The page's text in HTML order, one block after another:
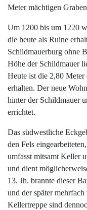
Meter mächtigen
Um 1200 bis um 1220
die heute als Ruine
Schildmauerburg ohne
Höhe der Schildmauer
Heute ist die 2,80
erhalten. Der neue
hinter der Schildmauer
errichtet.
Das südwestliche
den Fels
umfasst mitsamt Keller
und dient
13. Jh. brannte dieser
und der später
Kellertreppe sind